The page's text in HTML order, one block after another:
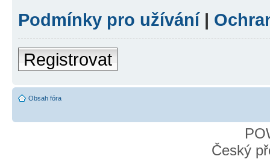
Podmínky pro užívání |
Registrovat
Obsah fóra
Český